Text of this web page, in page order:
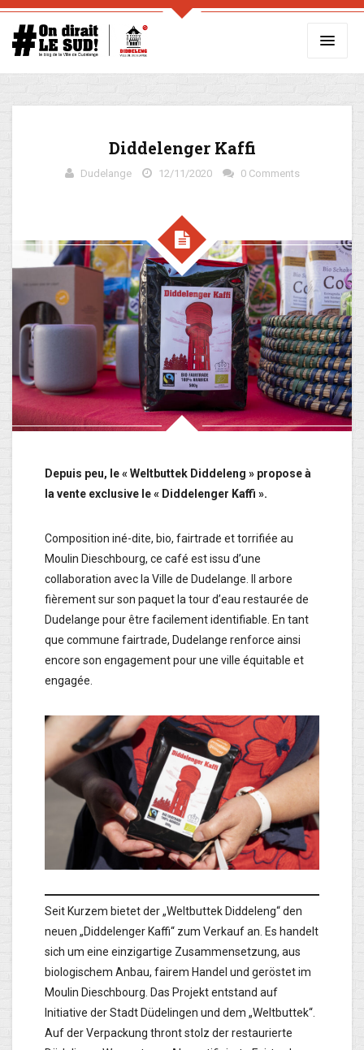
Diddelenger Kaffi
Dudelange 12/11/2020 0 Comments
Depuis peu, le « Weltbuttek Diddeleng » propose à
la vente exclusive le « Diddelenger Kaffi ».
Composition iné-dite, bio, fairtrade et torrifiée au
Moulin Dieschbourg, ce café est issu d’une
collaboration avec la Ville de Dudelange. Il arbore
fièrement sur son paquet la tour d’eau restaurée de
Dudelange pour être facilement identifiable. En tant
que commune fairtrade, Dudelange renforce ainsi
encore son engagement pour une ville équitable et
engagée.
Seit Kurzem bietet der „Weltbuttek Diddeleng“ den
neuen „Diddelenger Kaffi“ zum Verkauf an. Es handelt
sich um eine einzigartige Zusammensetzung, aus
biologischem Anbau, fairem Handel und geröstet im
Moulin Dieschbourg. Das Projekt entstand auf
Initiative der Stadt Düdelingen und dem „Weltbuttek“.
Auf der Verpackung thront stolz der restaurierte